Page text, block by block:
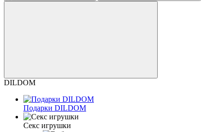
DILDOM
Подарки DILDOM
Секс игрушки